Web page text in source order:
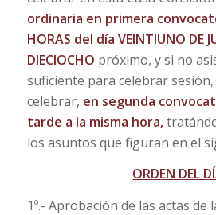
ordinaria en primera
HORAS del día VEINTIUNO DE
DIECIOCHO próximo, y si no
suficiente para celebrar
celebrar, en segunda
tarde a la misma hora,
los asuntos que figuran en el
ORDEN DEL
1º.- Aprobación de las actas de